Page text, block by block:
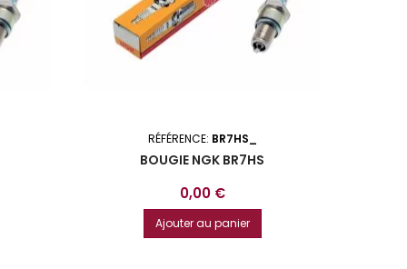
RÉFÉRENCE: BR7HS_
BOUGIE NGK BR7HS
Prix
0,00 €
Ajouter au panier